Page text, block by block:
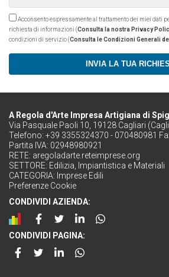
Acconsento espressamente al trattamento dei miei dati
richiesta di informazioni (Consulta la nostra Privacy
condizioni di servizio (Consulta le Condizioni Generali
INVIA LA TUA
A Regola d'Arte Impresa Artigiana di
Via Pasquale Paoli 10, 19128 Cagliari
Telefono: +39 3355324370 - 070480981
Partita IVA: 02948980921
RETE: aregoladarte.reteimprese.org
SETTORE: Edilizia, Impiantistica e Materiali
CATEGORIA: Imprese Edili
Preferenze Cookie
CONDIVIDI AZIENDA:
CONDIVIDI PAGINA: